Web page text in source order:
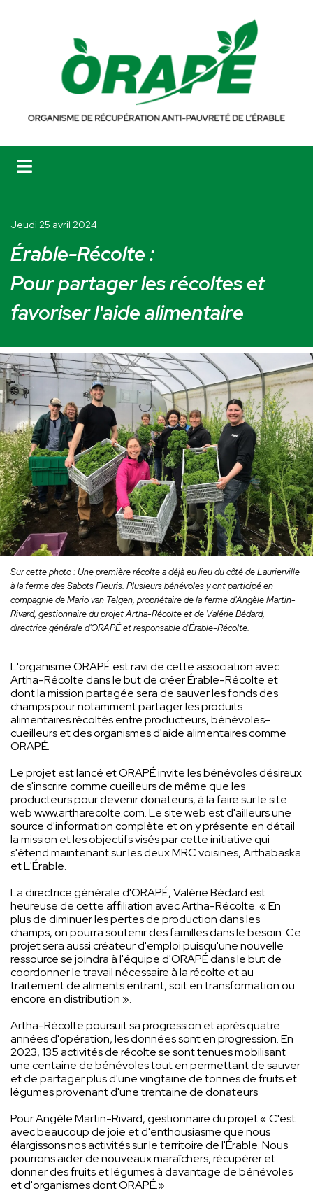
Jeudi 25 avril 2024
Érable-Récolte :
Pour partager les récoltes et
favoriser l'aide alimentaire
Sur cette photo : Une première récolte a déjà eu lieu du côté de Laurierville
à la ferme des Sabots Fleuris. Plusieurs bénévoles y ont participé en
compagnie de Mario van Telgen, propriétaire de la ferme d'Angèle Martin-
Rivard, gestionnaire du projet Artha-Récolte et de Valérie Bédard,
directrice générale d'ORAPÉ et responsable d'Érable-Récolte.
L'organisme ORAPÉ est ravi de cette association avec
Artha-Récolte dans le but de créer Érable-Récolte et
dont la mission partagée sera de sauver les fonds des
champs pour notamment partager les produits
alimentaires récoltés entre producteurs, bénévoles-
cueilleurs et des organismes d'aide alimentaires comme
ORAPÉ.
Le projet est lancé et ORAPÉ invite les bénévoles désireux
de s'inscrire comme cueilleurs de même que les
producteurs pour devenir donateurs, à la faire sur le site
web www.artharecolte.com. Le site web est d'ailleurs une
source d'information complète et on y présente en détail
la mission et les objectifs visés par cette initiative qui
s'étend maintenant sur les deux MRC voisines, Arthabaska
et L'Érable.
La directrice générale d'ORAPÉ, Valérie Bédard est
heureuse de cette affiliation avec Artha-Récolte. « En
plus de diminuer les pertes de production dans les
champs, on pourra soutenir des familles dans le besoin. Ce
projet sera aussi créateur d'emploi puisqu'une nouvelle
ressource se joindra à l'équipe d'ORAPÉ dans le but de
coordonner le travail nécessaire à la récolte et au
traitement de aliments entrant, soit en transformation ou
encore en distribution ».
Artha-Récolte poursuit sa progression et après quatre
années d'opération, les données sont en progression. En
2023, 135 activités de récolte se sont tenues mobilisant
une centaine de bénévoles tout en permettant de sauver
et de partager plus d'une vingtaine de tonnes de fruits et
légumes provenant d'une trentaine de donateurs
Pour Angèle Martin-Rivard, gestionnaire du projet « C'est
avec beaucoup de joie et d'enthousiasme que nous
élargissons nos activités sur le territoire de l'Érable. Nous
pourrons aider de nouveaux maraîchers, récupérer et
donner des fruits et légumes à davantage de bénévoles
et d'organismes dont ORAPÉ.»